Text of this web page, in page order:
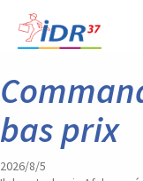
bas prix
2026/8/5